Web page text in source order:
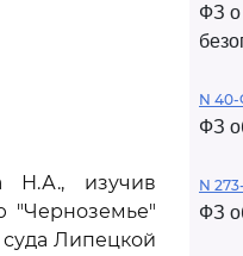
Н.А., изучив
"Черноземье"
Липецкой
ФЗ о
N 40-
ФЗ
N
ФЗ